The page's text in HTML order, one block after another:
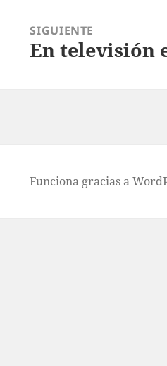
h
í
SIGUIENTE
Entrada
En televisión
Funciona gracias a